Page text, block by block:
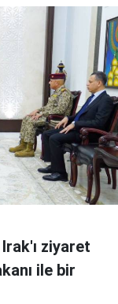
ziyaret
ile bir